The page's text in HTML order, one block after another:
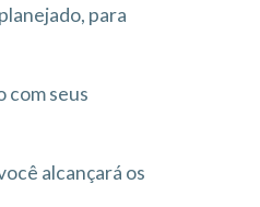
para
com seus
alcançará os